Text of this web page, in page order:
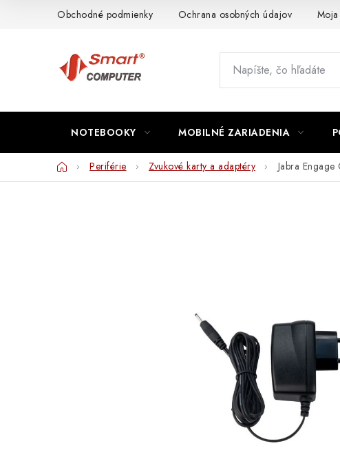
Obchodné podmienky Ochrana osobných údajov
NOTEBOOKY MOBILNÉ ZARIADENIA
DomovPeriférie Zvukové karty a adaptéry Jabra